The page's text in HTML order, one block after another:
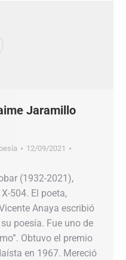
Jaramillo
12/09/2021
(1932-2021),
504. El poeta,
Anaya escribió
poesía. Fue uno de
Obtuvo el premio
en 1967. Mereció